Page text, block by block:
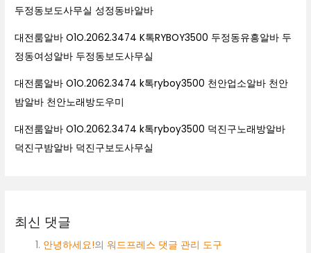
두정동보도사무실 성정동바알바
대전룸알바 O1O.2062.3474 K톡RYBOY3500 두정동유흥알바 두
정동여성알바 두정동보도사무실
대전룸알바 O1O.2062.3474 k톡ryboy3500 천안업소알바 천안
밤알바 천안노래방도우미
대전룸알바 O1O.2062.3474 k톡ryboy3500 덕진구노래방알바
덕진구밤알바 덕진구보도사무실
최신 댓글
안녕하세요!의워드프레스 댓글 관리 도구